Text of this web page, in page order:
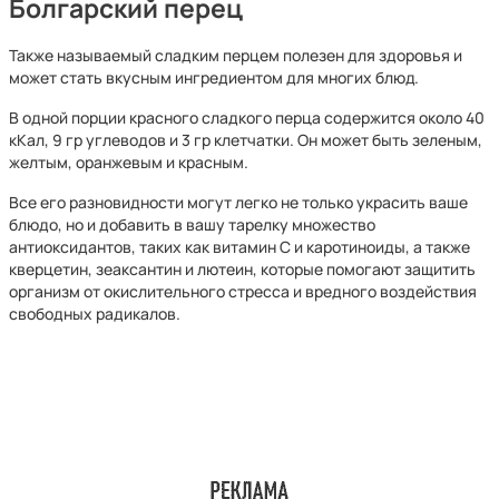
Болгарский перец
Также называемый сладким перцем полезен для здоровья и
может стать вкусным ингредиентом для многих блюд.
В одной порции красного сладкого перца содержится около 40
кКал, 9 гр углеводов и 3 гр клетчатки. Он может быть зеленым,
желтым, оранжевым и красным.
Все его разновидности могут легко не только украсить ваше
блюдо, но и добавить в вашу тарелку множество
антиоксидантов, таких как витамин С и каротиноиды, а также
кверцетин, зеаксантин и лютеин, которые помогают защитить
организм от окислительного стресса и вредного воздействия
свободных радикалов.